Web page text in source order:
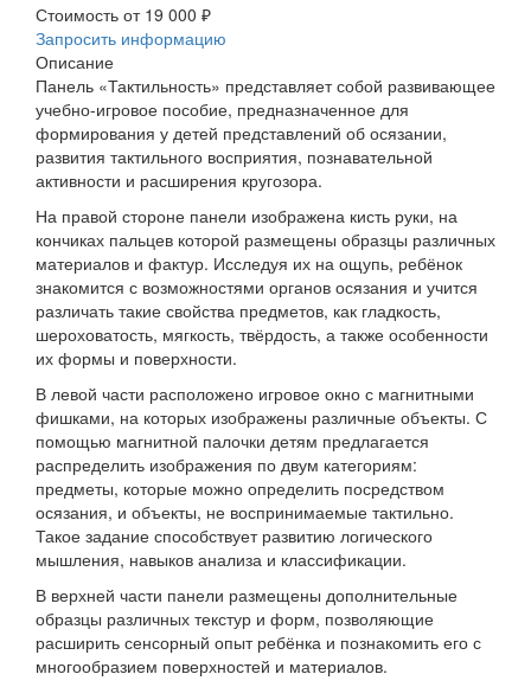
Стоимость от 19 000 ₽
Запросить информацию
Описание
Панель «Тактильность» представляет собой развивающее
учебно-игровое пособие, предназначенное для
формирования у детей представлений об осязании,
развития тактильного восприятия, познавательной
активности и расширения кругозора.
На правой стороне панели изображена кисть руки, на
кончиках пальцев которой размещены образцы различных
материалов и фактур. Исследуя их на ощупь, ребёнок
знакомится с возможностями органов осязания и учится
различать такие свойства предметов, как гладкость,
шероховатость, мягкость, твёрдость, а также особенности
их формы и поверхности.
В левой части расположено игровое окно с магнитными
фишками, на которых изображены различные объекты. С
помощью магнитной палочки детям предлагается
распределить изображения по двум категориям:
предметы, которые можно определить посредством
осязания, и объекты, не воспринимаемые тактильно.
Такое задание способствует развитию логического
мышления, навыков анализа и классификации.
В верхней части панели размещены дополнительные
образцы различных текстур и форм, позволяющие
расширить сенсорный опыт ребёнка и познакомить его с
многообразием поверхностей и материалов.